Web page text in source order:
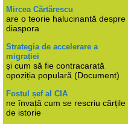
Mircea Cărtărescu
are o teorie halucinantă despre
diaspora
Strategia de accelerare a
migrației
și cum să fie contracarată
opoziția populară (Document)
Fostul șef al CIA
ne învață cum se rescriu cărțile
de istorie